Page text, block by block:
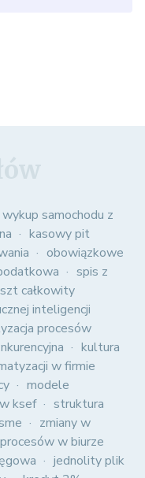
wykup samochodu z
kasowy pit
obowiązkowe
spis z
całkowity
inteligencji
procesów
kultura
w firmie
modele
ksef
struktura
zmiany w
w biurze
jednolity plik